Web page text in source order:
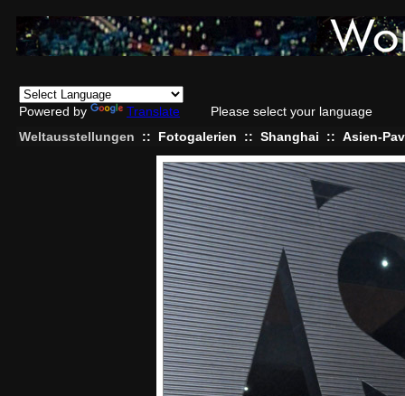
Powered by Translate
Please select your language
Weltausstellungen
:: Fotogalerien :: Shanghai :: Asien-